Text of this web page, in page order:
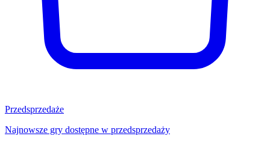
Przedsprzedaże
Najnowsze gry dostępne w przedsprzedaży